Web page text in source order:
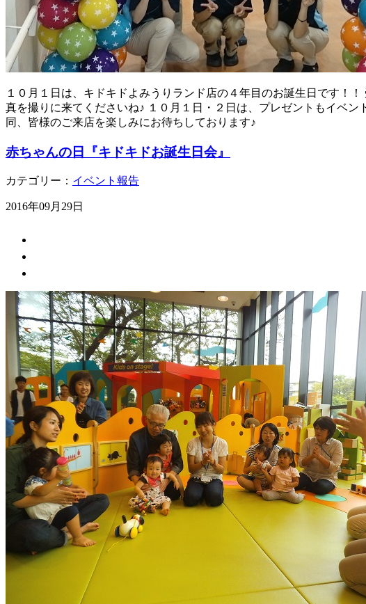
１０月１日は、キドキドよみうりランド店の４年目のお誕生日です！
真を撮りに来てくださいね♪ １０月１日・２日は、プレゼントもイベ
同、皆様のご来店を楽しみにお待ちしております♪
赤ちゃんの日『キドキドお誕生日会』
カテゴリー： イベント報告
2016年09月29日